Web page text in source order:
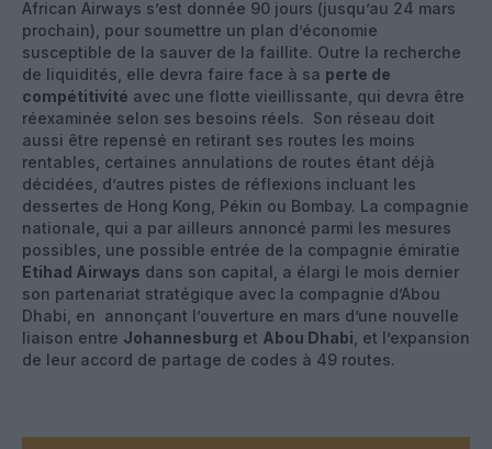
African Airways s’est donnée 90 jours (jusqu’au 24 mars
prochain), pour soumettre un plan d’économie
susceptible de la sauver de la faillite. Outre la recherche
de liquidités, elle devra faire face à sa perte de
compétitivité avec une flotte vieillissante, qui devra être
réexaminée selon ses besoins réels. Son réseau doit
aussi être repensé en retirant ses routes les moins
rentables, certaines annulations de routes étant déjà
décidées, d’autres pistes de réflexions incluant les
dessertes de Hong Kong, Pékin ou Bombay. La compagnie
nationale, qui a par ailleurs annoncé parmi les mesures
possibles, une possible entrée de la compagnie émiratie
Etihad Airways dans son capital, a élargi le mois dernier
son partenariat stratégique avec la compagnie d’Abou
Dhabi, en annonçant l’ouverture en mars d’une nouvelle
liaison entre Johannesburg et Abou Dhabi , et l’expansion
de leur accord de partage de codes à 49 routes.